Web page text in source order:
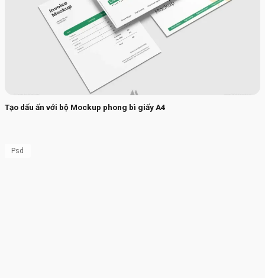
Tạo dấu ấn với bộ Mockup phong bì giấy A4
Psd